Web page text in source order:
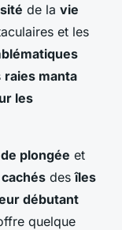
de la vie
et les
raies manta
les
plongée et
desîles
débutant
quelque